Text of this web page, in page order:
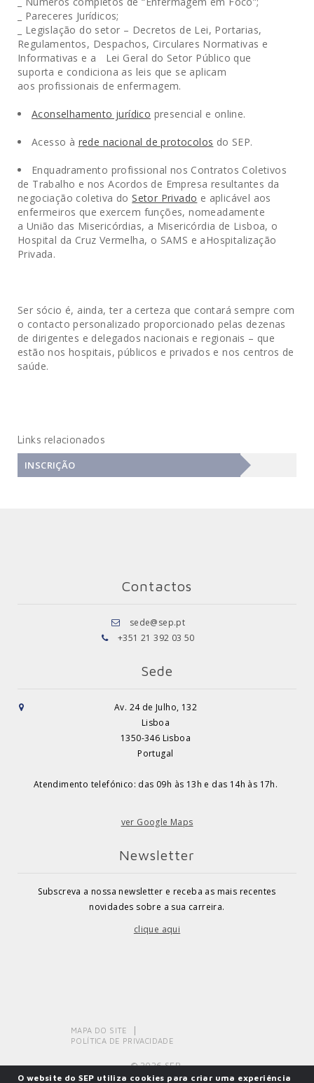
_ Pareceres Jurídicos;
_ Legislação do setor – Decretos de Lei, Portarias,
Regulamentos, Despachos, Circulares Normativas e
Informativas e a Lei Geral do Setor Público que
suporta e condiciona as leis que se aplicam
aos profissionais de enfermagem.
Aconselhamento jurídico presencial e online.
Acesso à rede nacional de protocolos do SEP.
Enquadramento profissional nos Contratos Coletivos
de Trabalho e nos Acordos de Empresa resultantes da
negociação coletiva doSetor Privado e aplicável aos
enfermeiros que exercem funções, nomeadamente
a União das Misericórdias, a Misericórdia de Lisboa, o
Hospital da Cruz Vermelha, o SAMS e aHospitalização
Privada.
Ser sócio é, ainda, ter a certeza que contará sempre com
o contacto personalizado proporcionado pelas dezenas
de dirigentes e delegados nacionais e regionais – que
estão nos hospitais, públicos e privados e nos centros de
saúde.
Links relacionados
INSCRIÇÃO
Contactos
sede@sep.pt
+351 21 392 03 50
Sede
Av. 24 de Julho, 132
Lisboa
1350-346 Lisboa
Portugal
Atendimento telefónico: das 09h às 13h e das 14h às 17h.
ver Google Maps
Newsletter
Subscreva a nossa newsletter e receba as mais recentes
novidades sobre a sua carreira.
clique aqui
MAPA DO SITE
POLÍTICA DE PRIVACIDADE
© 2026 SEP.
O website do SEP utiliza cookies para criar uma experiência